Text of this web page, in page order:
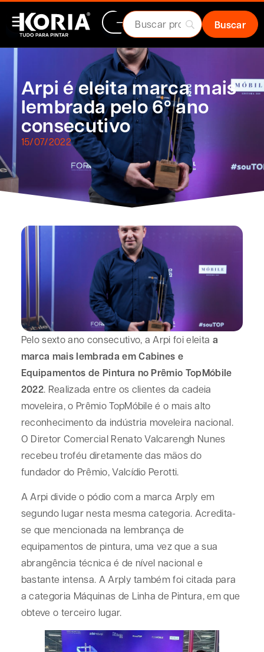
Arpi é eleita marca mais
lembrada pelo 6º ano
consecutivo
15/07/2022
Pelo sexto ano consecutivo, a Arpi foi eleita a
marca mais lembrada em Cabines e
Equipamentos de Pintura no Prêmio TopMóbile
2022. Realizada entre os clientes da cadeia
moveleira, o Prêmio TopMóbile é o mais alto
reconhecimento da indústria moveleira nacional.
O Diretor Comercial Renato Valcarengh Nunes
recebeu troféu diretamente das mãos do
fundador do Prêmio, Valcídio Perotti.
A Arpi divide o pódio com a marca Arply em
segundo lugar nesta mesma categoria. Acredita-
se que mencionada na lembrança de
equipamentos de pintura, uma vez que a sua
abrangência técnica é de nível nacional e
bastante intensa. A Arply também foi citada para
a categoria Máquinas de Linha de Pintura, em que
obteve o terceiro lugar.